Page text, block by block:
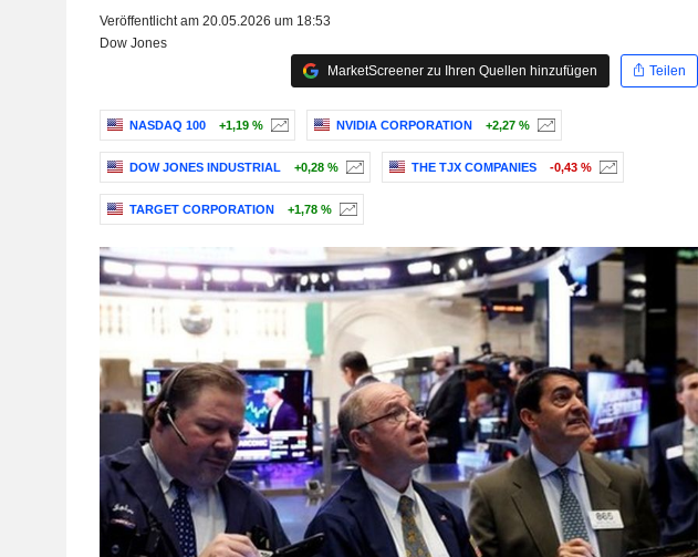
Veröffentlicht am 20.05.2026 um 18:53
Dow Jones
MarketScreener zu Ihren Quellen hinzufügen
Teilen
NASDAQ 100 +1,19 % NVIDIA CORPORATION +2,27 %
DOW JONES INDUSTRIAL +0,28 % THE TJX COMPANIES -0,43 %
TARGET CORPORATION +1,78 %